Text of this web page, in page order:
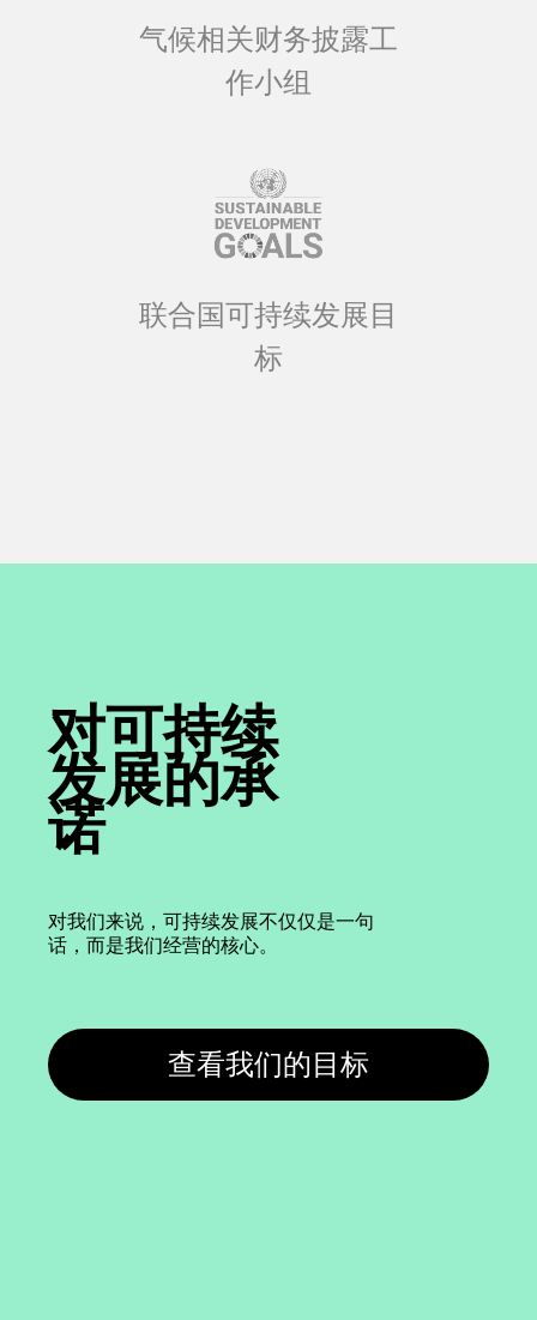
气候相关财务披露工
作小组
联合国可持续发展目
标
对可持续
发展的承
诺
对我们来说，可持续发展不仅仅是一句
话，而是我们经营的核心。
查看我们的目标